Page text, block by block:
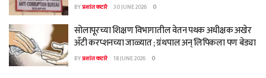
BYप्रशांत कटारे 30 JUNE 2026 0
सोलापूरच्या शिक्षण विभागातील वेतन पथक अधीक्षक अखेर
अँटी करप्शनच्या जाळ्यात ; ग्रंथपाल अन् लिपिकला पण बेड्या
BYप्रशांत कटारे 18 JUNE 2026 0